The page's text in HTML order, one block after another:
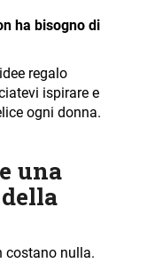
ha bisogno di
regalo
ispirare e
ogni donna.
una
costano nulla.